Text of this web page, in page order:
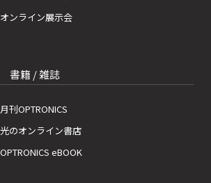
オンライン展示会
書籍 / 雑誌
月刊OPTRONICS
光のオンライン書店
OPTRONICS eBOOK